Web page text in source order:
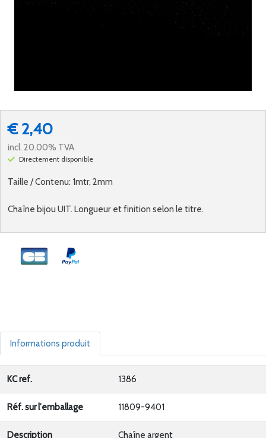
Taille / Contenu: 1mtr, 2mm
€ 2,40
incl. 20.00% TVA
Directement disponible
Chaîne bijou UIT. Longueur et finition selon le titre.
Informations produit
KC ref. 1386
Réf. sur l'emballage 11809-9401
Description Chaîne argent